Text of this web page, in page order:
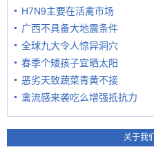
H7N9主要在活禽市场
广西不具备大地震条件
全球九大令人惊异洞穴
春季个矮孩子宜晒太阳
恶劣天致蔬菜青黄不接
禽流感来袭吃么增强抵抗力
关于我们